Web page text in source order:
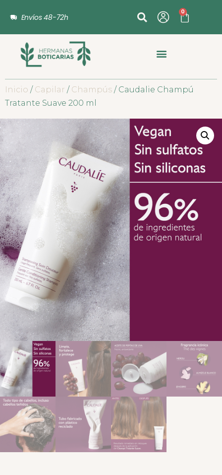
Envíos 48-72h
0
Inicio / Capilar / Champús / Caudalie Champú
Tratante Suave 200 ml